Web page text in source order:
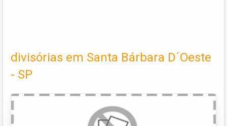
divisórias em Santa Bárbara D´Oeste
- SP